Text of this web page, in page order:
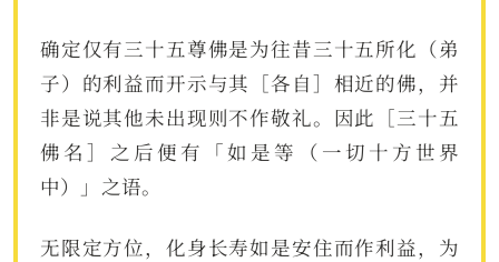
确定仅有三十五尊佛是为往昔三十五所化（弟
子）的利益而开示与其［各自］相近的佛，并
非是说其他未出现则不作敬礼。因此［三十五
佛名］之后便有「如是等（一切十方世界
中）」之语。
无限定方位，化身长寿如是安住而作利益，为